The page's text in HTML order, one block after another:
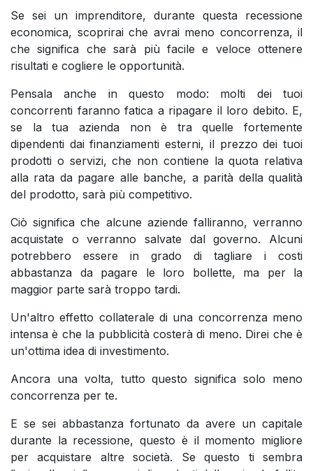
Se sei un imprenditore, durante questa recessione
economica, scoprirai che avrai meno concorrenza, il
che significa che sarà più facile e veloce ottenere
risultati e cogliere le opportunità.
Pensala anche in questo modo: molti dei tuoi
concorrenti faranno fatica a ripagare il loro debito. E,
se la tua azienda non è tra quelle fortemente
dipendenti dai finanziamenti esterni, il prezzo dei tuoi
prodotti o servizi, che non contiene la quota relativa
alla rata da pagare alle banche, a parità della qualità
del prodotto, sarà più competitivo.
Ciò significa che alcune aziende falliranno, verranno
acquistate o verranno salvate dal governo. Alcuni
potrebbero essere in grado di tagliare i costi
abbastanza da pagare le loro bollette, ma per la
maggior parte sarà troppo tardi.
Un'altro effetto collaterale di una concorrenza meno
intensa è che la pubblicità costerà di meno. Direi che è
un'ottima idea di investimento.
Ancora una volta, tutto questo significa solo meno
concorrenza per te.
E se sei abbastanza fortunato da avere un capitale
durante la recessione, questo è il momento migliore
per acquistare altre società. Se questo ti sembra